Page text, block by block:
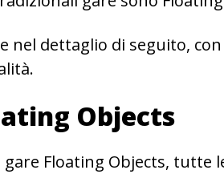
nel dettaglio di seguito,
Objects
gare Floating Objects, tutte